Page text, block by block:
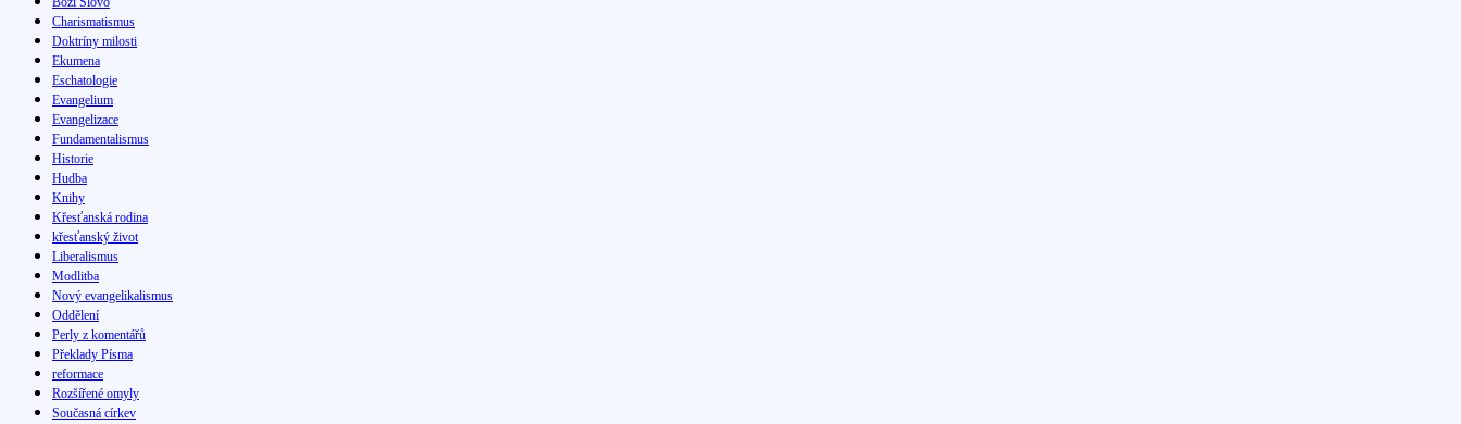
Charismatismus
Doktríny milosti
Ekumena
Eschatologie
Evangelium
Evangelizace
Fundamentalismus
Historie
Hudba
Knihy
Křesťanská rodina
křesťanský život
Liberalismus
Modlitba
Nový evangelikalismus
Oddělení
Perly z komentářů
Překlady Písma
reformace
Rozšířené omyly
Současná církev